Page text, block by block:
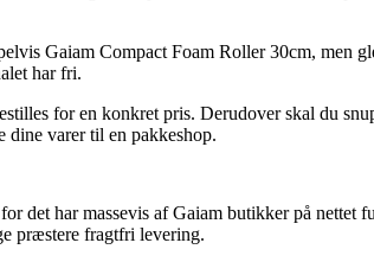
Gaiam Compact Foam Roller 30cm, men
har fri.
for en konkret pris. Derudover skal du
varer til en pakkeshop.
det har massevis af Gaiam butikker på nettet
præstere fragtfri levering.